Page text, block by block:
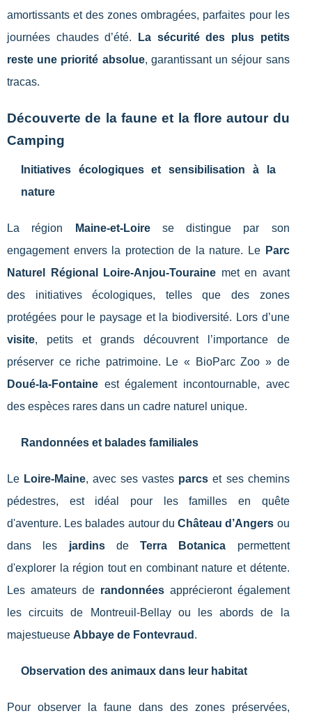
amortissants et des zones ombragées, parfaites pour les
journées chaudes d’été.
La sécurité des plus petits
reste une priorité absolue, garantissant un séjour sans
tracas.
Découverte de la faune et la flore autour du
Camping
Initiatives écologiques et sensibilisation à la
nature
La région Maine-et-Loirese distingue par son
engagement envers la protection de la nature. Le Parc
Naturel Régional Loire-Anjou-Touraine met en avant
des initiatives écologiques, telles que des zones
protégées pour le paysage et la biodiversité. Lors d’une
visite, petits et grands découvrent l’importance de
préserver ce riche patrimoine. Le « BioParc Zoo » de
Doué-la-Fontaine est également incontournable, avec
des espèces rares dans un cadre naturel unique.
Randonnées et balades familiales
Le Loire-Maine, avec ses vastes parcs et ses chemins
pédestres, est idéal pour les familles en quête
d'aventure. Les balades autour duChâteau d’Angers ou
dans les jardinsdeTerra Botanica permettent
d'explorer la région tout en combinant nature et détente.
Les amateurs de randonnéesapprécieront également
les circuits de Montreuil-Bellay ou les abords de la
majestueuse Abbaye de Fontevraud .
Observation des animaux dans leur habitat
Pour observer la faune dans des zones préservées,